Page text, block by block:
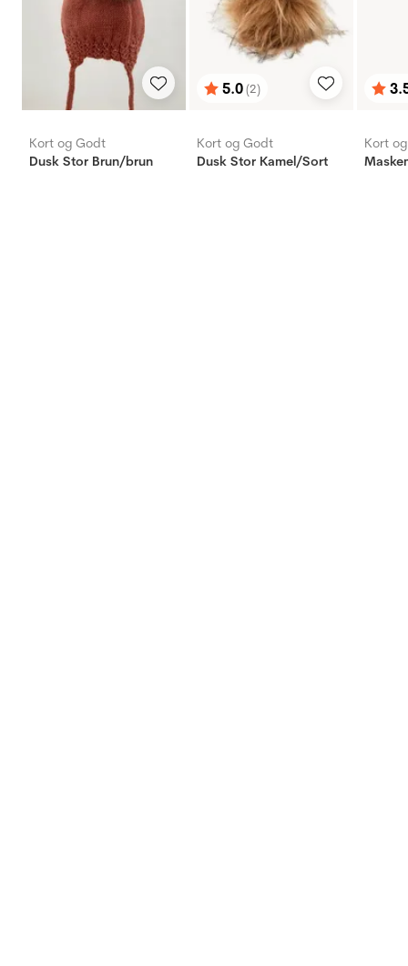
Kort og Godt
Dusk Stor Brun/brun
Karakter:
5.0(2)
av 5 mulige
Kort og Godt
Dusk Stor Kamel/Sort
av 5
Kort